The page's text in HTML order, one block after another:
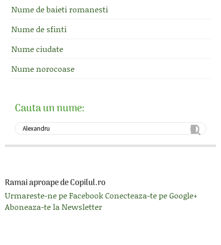
Nume de baieti romanesti
Nume de sfinti
Nume ciudate
Nume norocoase
Cauta un nume:
Ramai aproape de Copilul.ro
Urmareste-ne pe FacebookConecteaza-te pe Google+
Aboneaza-te la Newsletter